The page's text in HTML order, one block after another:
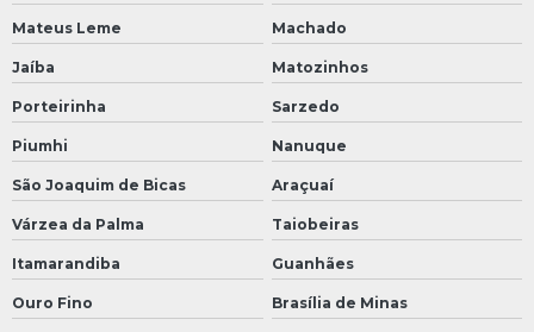
Mateus Leme Machado
Jaíba Matozinhos
Porteirinha Sarzedo
Piumhi Nanuque
São Joaquim de Bicas Araçuaí
Várzea da Palma Taiobeiras
Itamarandiba Guanhães
Ouro Fino Brasília de Minas